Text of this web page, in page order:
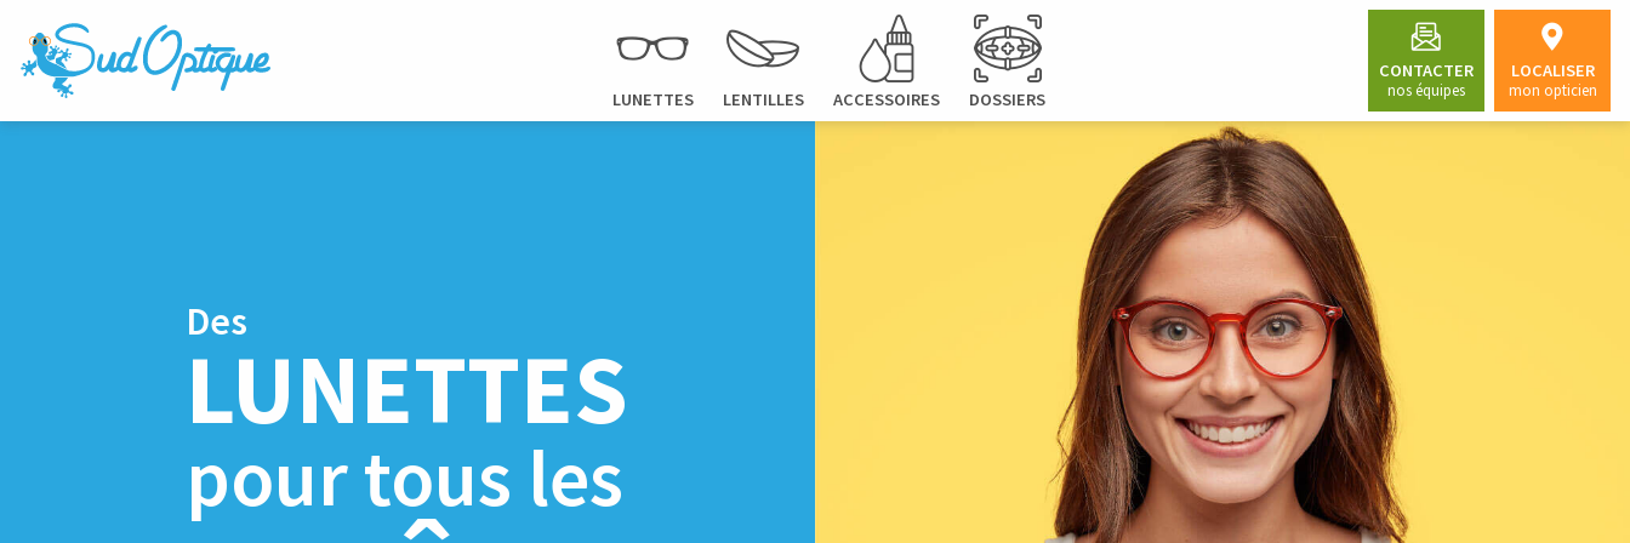
LUNETTES LENTILLES ACCESSOIRES DOSSIERS
CONTACTER
nos équipes
LOCALISER
mon opticien
Des
LUNETTES
pour tous les